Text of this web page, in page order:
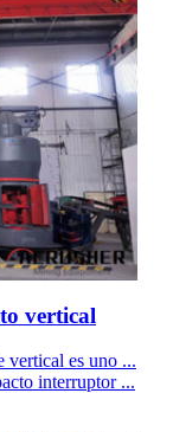
vertical
vertical es uno ...
interruptor ...